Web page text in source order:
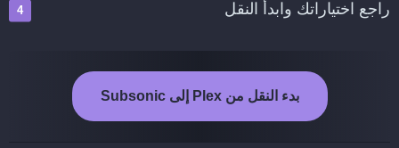
راجع اختياراتك وابدأ النقل
بدء النقل من Plex إلى Subsonic